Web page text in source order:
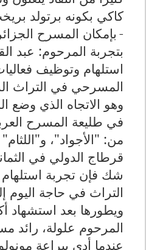
كاكي بكونه برتولد
- بإمكان المسرح
بتجربة المرحوم: عبد
استلهام وتوظيف
المسرحي في التراث
وهو الاتجاه الذي وضع
في طليعة المسرح
من: "الأجواد"،
قرطاج الدولي في
شك فإن تجربة
التراث في حاجة اليوم
ويطورها بعد استشهاد
المرحوم علولة، رائد
عندما أدى ببراعة